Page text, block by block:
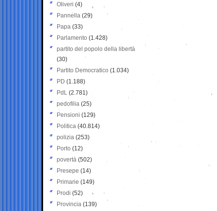
Oliveri (4)
Pannella (29)
Papa (33)
Parlamento (1.428)
partito del popolo della libertà
(30)
Partito Democratico (1.034)
PD (1.188)
PdL (2.781)
pedofilia (25)
Pensioni (129)
Politica (40.814)
polizia (253)
Porto (12)
povertà (502)
Presepe (14)
Primarie (149)
Prodi (52)
Provincia (139)